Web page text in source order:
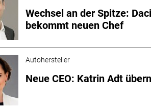
Wechsel an der Spitze:
bekommt neuen Chef
Autohersteller
Neue CEO: Katrin Adt